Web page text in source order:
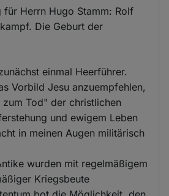
für Herrn Hugo Stamm: Rolf
Die Geburt der
einmal Heerführer.
Vorbild Jesu anzuempfehlen,
Tod" der christlichen
und ewigem Leben
in meinen Augen militärisch
wurden mit regelmäßigem
Kriegsbeute